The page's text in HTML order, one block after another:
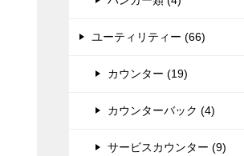
ユーティリティー (66)
カウンター (19)
カウンターバック (4)
サービスカウンター (9)